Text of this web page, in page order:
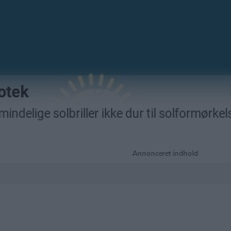
Annonceret indhold